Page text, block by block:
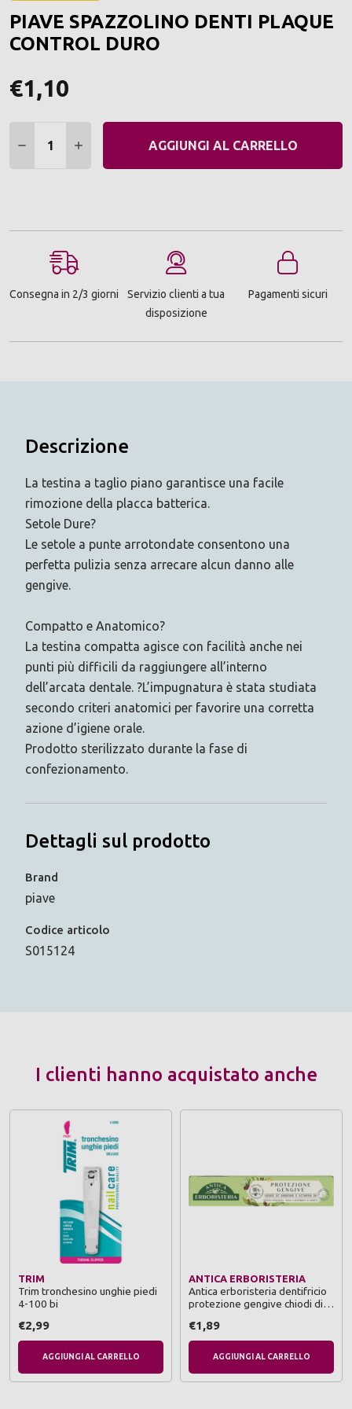
DEI
PIAVE SPAZZOLINO DENTI PLAQUE
CONTROL DURO
€1,10
DIMINUIRE QUANTITÀ:
AUMENTARE QUANTITÀ:
AGGIUNGI AL CARRELLO
Consegna in 2/3 giorni
Servizio clienti a tua
disposizione
Pagamenti sicuri
Descrizione
La testina a taglio piano garantisce una facile
rimozione della placca batterica.
Setole Dure?
Le setole a punte arrotondate consentono una
perfetta pulizia senza arrecare alcun danno alle
gengive.
Compatto e Anatomico?
La testina compatta agisce con facilità anche nei
punti più difficili da raggiungere all’interno
dell’arcata dentale. ?L’impugnatura è stata studiata
secondo criteri anatomici per favorire una corretta
azione d’igiene orale.
Prodotto sterilizzato durante la fase di
confezionamento.
Dettagli sul prodotto
Brand
piave
Codice articolo
S015124
I clienti hanno acquistato anche
TRIM
Trim tronchesino unghie piedi
4-100 bi
€2,99
AGGIUNGI AL CARRELLO
ANTICA ERBORISTERIA
Antica erboristeria dentifricio
protezione gengive chiodi di
€1,89
AGGIUNGI AL CARRELLO